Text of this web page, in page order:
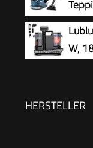
und Autos |
Saugkraft
W,
HERSTELLER